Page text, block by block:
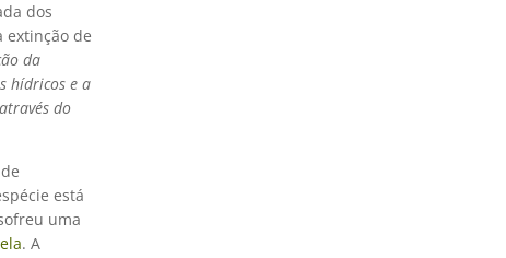
dos
extinção de
da
hídricos e a
do
está
uma
. A